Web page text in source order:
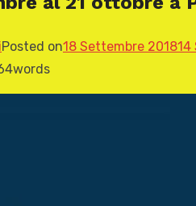
Posted on18 Settembre 201814
words